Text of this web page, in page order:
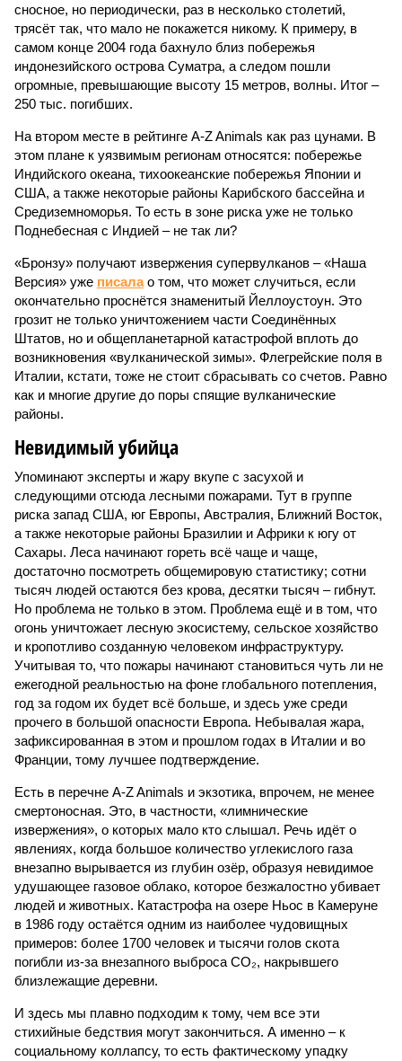
сносное, но периодически, раз в несколько столетий,
трясёт так, что мало не покажется никому. К примеру, в
самом конце 2004 года бахнуло близ побережья
индонезийского острова Суматра, а следом пошли
огромные, превышающие высоту 15 метров, волны. Итог –
250 тыс. погибших.
На втором месте в рейтинге A-Z Animals как раз цунами. В
этом плане к уязвимым регионам относятся: побережье
Индийского океана, тихо­океанские побережья Японии и
США, а также некоторые районы Карибского бассейна и
Средиземноморья. То есть в зоне риска уже не только
Поднебесная с Индией – не так ли?
«Бронзу» получают извержения супервулканов – «Наша
Версия» уже писалао том, что может случиться, если
окончательно проснётся знаменитый Йеллоустоун. Это
грозит не только уничтожением части Соединённых
Штатов, но и общепланетарной катастрофой вплоть до
возникновения «вулканической зимы». Флегрейские поля в
Италии, кстати, тоже не стоит сбрасывать со счетов. Равно
как и многие другие до поры спящие вулканические
районы.
Невидимый убийца
Упоминают эксперты и жару вкупе с засухой и
следующими отсюда лесными пожарами. Тут в группе
риска запад США, юг Европы, Австралия, Ближний Восток,
а также некоторые районы Бразилии и Африки к югу от
Сахары. Леса начинают гореть всё чаще и чаще,
достаточно посмотреть общемировую статистику; сотни
тысяч людей остаются без крова, десятки тысяч – гибнут.
Но проблема не только в этом. Проблема ещё и в том, что
огонь уничтожает лесную экосистему, сельское хозяйство
и кропотливо созданную человеком инфраструктуру.
Учитывая то, что пожары начинают становиться чуть ли не
ежегодной реальностью на фоне глобального потепления,
год за годом их будет всё больше, и здесь уже среди
прочего в большой опасности Европа. Небывалая жара,
зафиксированная в этом и прошлом годах в Италии и во
Франции, тому лучшее подтверждение.
Есть в перечне A-Z Animals и экзотика, впрочем, не менее
смертоносная. Это, в частности, «лимнические
извержения», о которых мало кто слышал. Речь идёт о
явлениях, когда большое количество углекислого газа
внезапно вырывается из глубин озёр, образуя невидимое
удушающее газовое облако, которое безжалостно убивает
людей и животных. Катастрофа на озере Ньос в Камеруне
в 1986 году остаётся одним из наиболее чудовищных
примеров: более 1700 человек и тысячи голов скота
погибли из-за внезапного выброса CO₂, накрывшего
близлежащие деревни.
И здесь мы плавно подходим к тому, чем все эти
стихийные бедствия могут закончиться. А именно – к
социальному коллапсу, то есть фактическому упадку